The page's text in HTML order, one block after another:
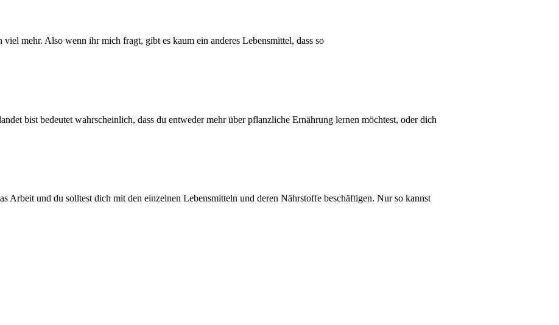
mehr. Also wenn ihr mich fragt, gibt es kaum ein anderes Lebensmittel, dass so
bist bedeutet wahrscheinlich, dass du entweder mehr über pflanzliche Ernährung lernen möchtest, oder dich
Arbeit und du solltest dich mit den einzelnen Lebensmitteln und deren Nährstoffe beschäftigen. Nur so kannst